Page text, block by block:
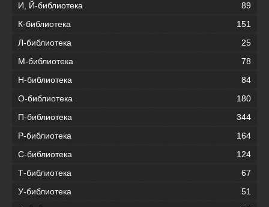
И, Й-библиотека
89
К-библиотека
151
Л-библиотека
25
М-библиотека
78
Н-библиотека
84
О-библиотека
180
П-библиотека
344
Р-библиотека
164
С-библиотека
124
Т-библиотека
67
У-библиотека
51